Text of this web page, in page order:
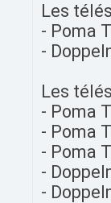
Les
- Poma
-
Les
- Poma
- Poma
- Poma
-
-